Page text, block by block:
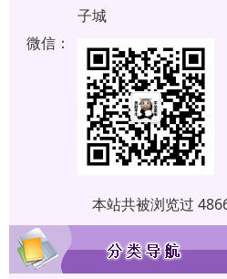
子城
微信：
本站共被浏览过